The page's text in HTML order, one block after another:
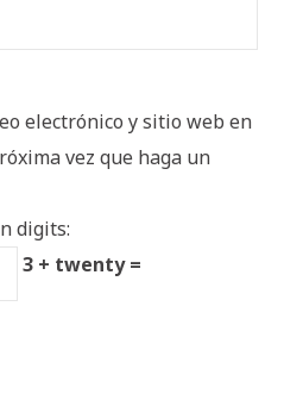
electrónico y sitio web en
vez que haga un
digits:
3 + twenty =